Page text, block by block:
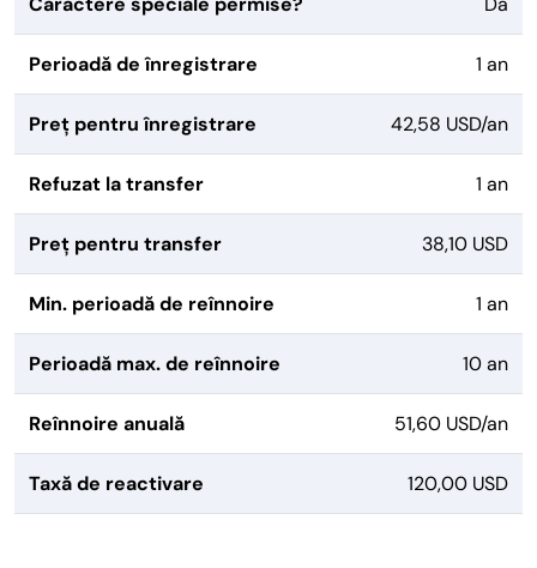
Perioadă de înregistrare 1 an
Preț pentru înregistrare 42,58 USD/an
Refuzat la transfer 1 an
Preț pentru transfer 38,10 USD
Min. perioadă de reînnoire 1 an
Perioadă max. de reînnoire 10 an
Reînnoire anuală 51,60 USD/an
Taxă de reactivare 120,00 USD